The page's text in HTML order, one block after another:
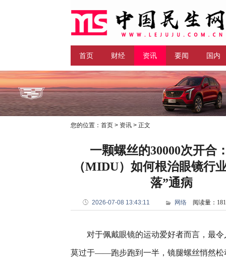
首页 财经 资讯 要闻 国内
科技
您的位置： 首页 > 资讯 > 正文
一颗螺丝的30000次开合
（MIDU）如何根治眼镜行
落”通病
2026-07-08 13:43:11 网络 阅读量：
对于佩戴眼镜的运动爱好者而言，最
莫过于——跑步跑到一半，镜腿螺丝悄然松